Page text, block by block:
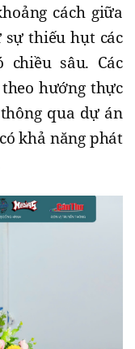
cách giữa
thiếu hụt các
sâu. Các
hướng thực
qua dự án
khả năng phát